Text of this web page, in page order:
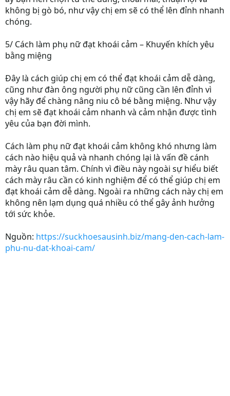
không bị gò bó, như vậy chị em sẽ có thể lên đỉnh nhanh
chóng.
5/ Cách làm phụ nữ đạt khoái cảm – Khuyến khích yêu
bằng miệng
Đây là cách giúp chị em có thể đạt khoái cảm dễ dàng,
cũng như đàn ông người phụ nữ cũng cần lên đỉnh vì
vậy hãy để chàng nâng niu cô bé bằng miệng. Như vậy
chị em sẽ đạt khoái cảm nhanh và cảm nhận được tình
yêu của bạn đời mình.
Cách làm phụ nữ đạt khoái cảm không khó nhưng làm
cách nào hiệu quả và nhanh chóng lại là vấn đề cánh
mày râu quan tâm. Chính vì điều này ngoài sự hiểu biết
cách mày râu cần có kinh nghiệm để có thể giúp chị em
đạt khoái cảm dễ dàng. Ngoài ra những cách này chị em
không nên lạm dụng quá nhiều có thể gây ảnh hưởng
tới sức khỏe.
Nguồn: https://suckhoesausinh.biz/mang-den-cach-lam-
phu-nu-dat-khoai-cam/